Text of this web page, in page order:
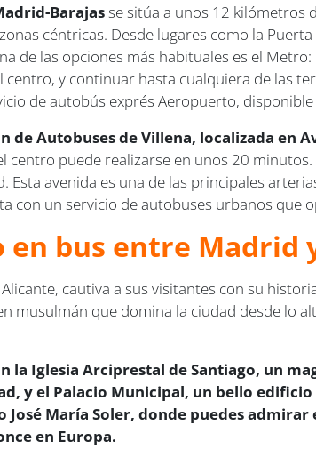
Barajas se sitúa a unos 12 kilómetros
céntricas. Desde lugares como la
de las opciones más habituales es el
centro, y continuar hasta cualquiera de las
de autobús exprés Aeropuerto, disponible
de Autobuses de Villena, localizada en
centro puede realizarse en unos 20
Esta avenida es una de las principales
con un servicio de autobuses urbanos que
en bus entre Madrid
cautiva a sus visitantes con su
musulmán que domina la ciudad desde lo
la Iglesia Arciprestal de Santiago, un
y el Palacio Municipal, un bello
María Soler, donde puedes
en Europa.